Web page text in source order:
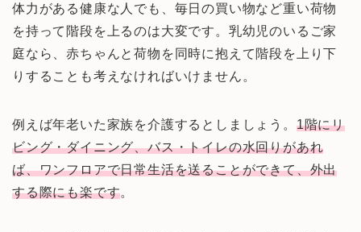
体力がある健康な人でも、毎日の買い物など重い荷物
を持って階段を上るのは大変です。乳幼児のいるご家
庭なら、赤ちゃんと荷物を同時に抱えて階段を上り下
りすることも考えなければいけません。
例えば年老いた家族を介護するとしましょう。 1階にリ
ビング・ダイニング、バス・トイレの水回りがあれ
ば、ワンフロアで日常生活を送ることができて、外出
する際にも楽です。